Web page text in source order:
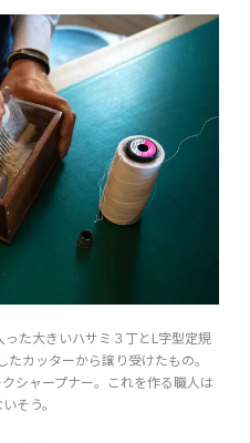
た大きいハサミ３丁とL字型定規
カッターから譲り受けたもの。
シャープナー。これを作る職人は
そう。